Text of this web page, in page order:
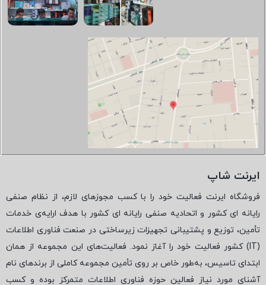
ایرنت شاپ
فروشگاه ایرنت فعالیت خود را با کسب مجوزهای لازم، از نظام صنفی
رایانه ای کشور و اتحادیه صنفی رایانه ای کشور با هدف ارایه‌ی خدمات
تأمین، توزیع و پشتیبانی تجهیزات زیرساختی در صنعت فناوری اطلاعات
(
IT) کشور فعالیت خود را آغاز نمود. فعالیت‌های این مجموعه از همان
ابتدای تاسیس، به‌طور خاص بر روی تأمین مجموعه کاملی از برندهای نام
آشنای مورد نیاز فعالین حوزه فناوری اطلاعات متمرکز بوده و کسب